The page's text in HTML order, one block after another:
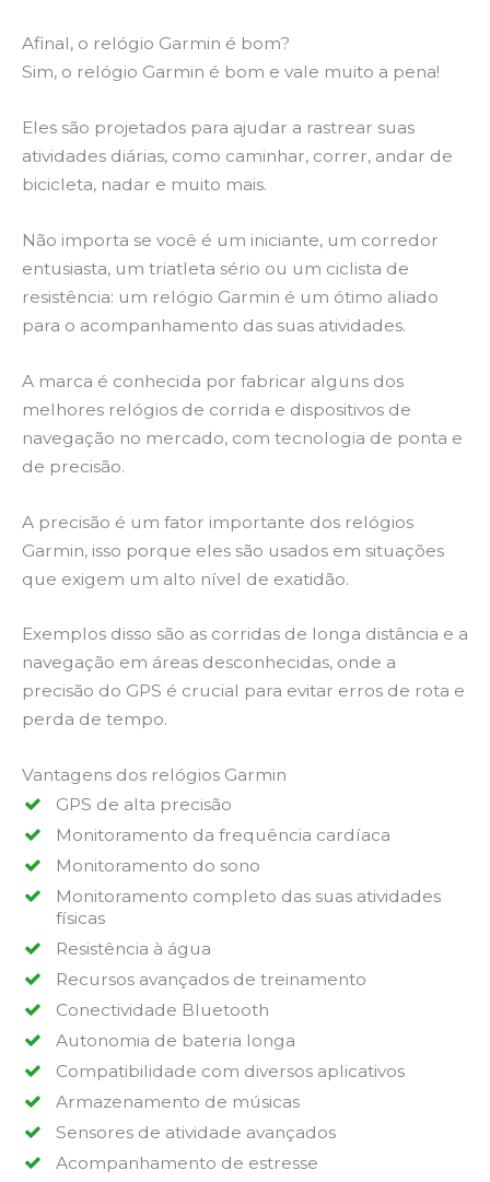
Afinal, o relógio Garmin é bom?
Sim, o relógio Garmin é bom e vale muito a pena!
Eles são projetados para ajudar a rastrear suas
atividades diárias, como caminhar, correr, andar de
bicicleta, nadar e muito mais.
Não importa se você é um iniciante, um corredor
entusiasta, um triatleta sério ou um ciclista de
resistência: um relógio Garmin é um ótimo aliado
para o acompanhamento das suas atividades.
A marca é conhecida por fabricar alguns dos
melhores relógios de corrida e dispositivos de
navegação no mercado, com tecnologia de ponta e
de precisão.
A precisão é um fator importante dos relógios
Garmin, isso porque eles são usados em situações
que exigem um alto nível de exatidão.
Exemplos disso são as corridas de longa distância e a
navegação em áreas desconhecidas, onde a
precisão do GPS é crucial para evitar erros de rota e
perda de tempo.
Vantagens dos relógios Garmin
GPS de alta precisão
Monitoramento da frequência cardíaca
Monitoramento do sono
Monitoramento completo das suas atividades
físicas
Resistência à água
Recursos avançados de treinamento
Conectividade Bluetooth
Autonomia de bateria longa
Compatibilidade com diversos aplicativos
Armazenamento de músicas
Sensores de atividade avançados
Acompanhamento de estresse